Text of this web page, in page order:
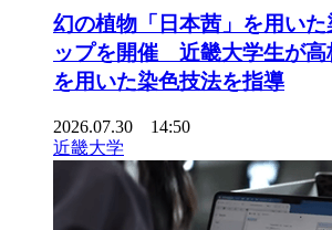
幻の植物「日本茜」を用いた
ップを開催 近畿大学生が高
を用いた染色技法を指導
2026.07.30 14:50
近畿大学